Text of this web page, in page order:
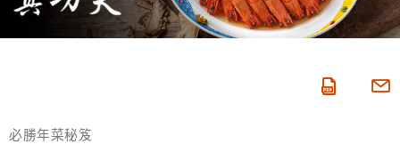
必勝年菜秘笈